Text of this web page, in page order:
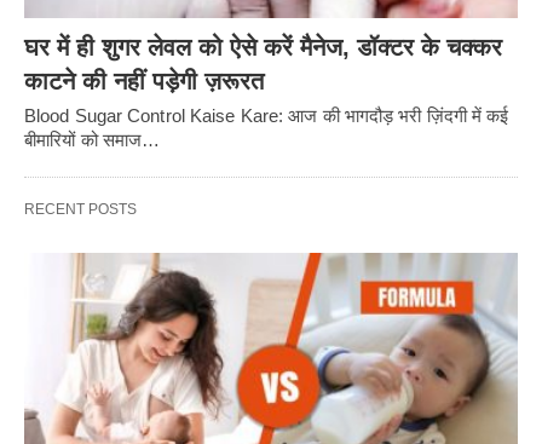
घर में ही शुगर लेवल को ऐसे करें मैनेज, डॉक्टर के चक्कर
काटने की नहीं पड़ेगी ज़रूरत
Blood Sugar Control Kaise Kare: आज की भागदौड़ भरी ज़िंदगी में कई
बीमारियों को समाज…
RECENT POSTS